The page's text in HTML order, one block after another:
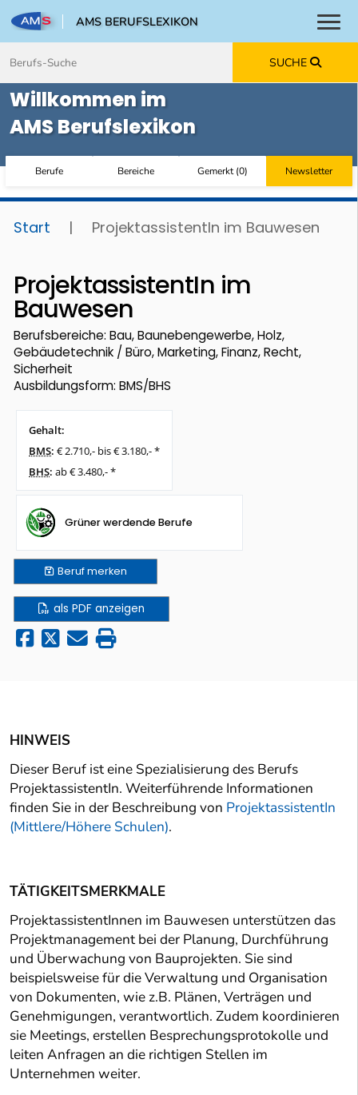
AMS BERUFSLEXIKON
SUCHE
Willkommen im
AMS Berufslexikon
Berufe Bereiche Gemerkt(0) Newsletter
Start | ProjektassistentIn im Bauwesen
ProjektassistentIn im
Bauwesen
Berufsbereiche: Bau, Baunebengewerbe, Holz,
Gebäudetechnik / Büro, Marketing, Finanz, Recht,
Sicherheit
Ausbildungsform: BMS/BHS
Gehalt:
BMS: € 2.710,- bis € 3.180,- *
BHS: ab € 3.480,- *
Grüner werdende Berufe
Berufmerken
als PDF anzeigen
HINWEIS
Dieser Beruf ist eine Spezialisierung des Berufs
ProjektassistentIn. Weiterführende Informationen
finden Sie in der Beschreibung von ProjektassistentIn
(Mittlere/Höhere Schulen).
TÄTIGKEITSMERKMALE
ProjektassistentInnen im Bauwesen unterstützen das
Projektmanagement bei der Planung, Durchführung
und Überwachung von Bauprojekten. Sie sind
beispielsweise für die Verwaltung und Organisation
von Dokumenten, wie z.B. Plänen, Verträgen und
Genehmigungen, verantwortlich. Zudem koordinieren
sie Meetings, erstellen Besprechungsprotokolle und
leiten Anfragen an die richtigen Stellen im
Unternehmen weiter.